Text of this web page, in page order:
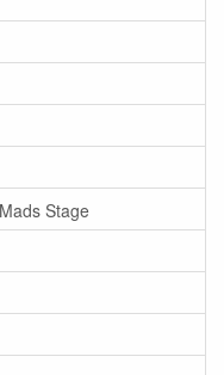
Stage